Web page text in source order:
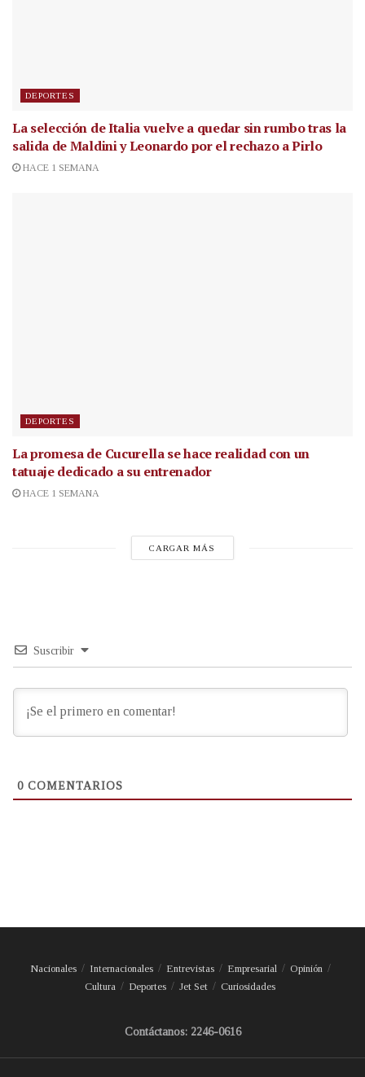
DEPORTES
La selección de Italia vuelve a quedar sin rumbo tras la
salida de Maldini y Leonardo por el rechazo a Pirlo
HACE 1 SEMANA
DEPORTES
La promesa de Cucurella se hace realidad con un
tatuaje dedicado a su entrenador
HACE 1 SEMANA
CARGAR MÁS
Suscribir
0 COMENTARIOS
Nacionales Internacionales Entrevistas Empresarial
Opinión
Cultura
Deportes Jet Set Curiosidades
Contáctanos: 2246-0616